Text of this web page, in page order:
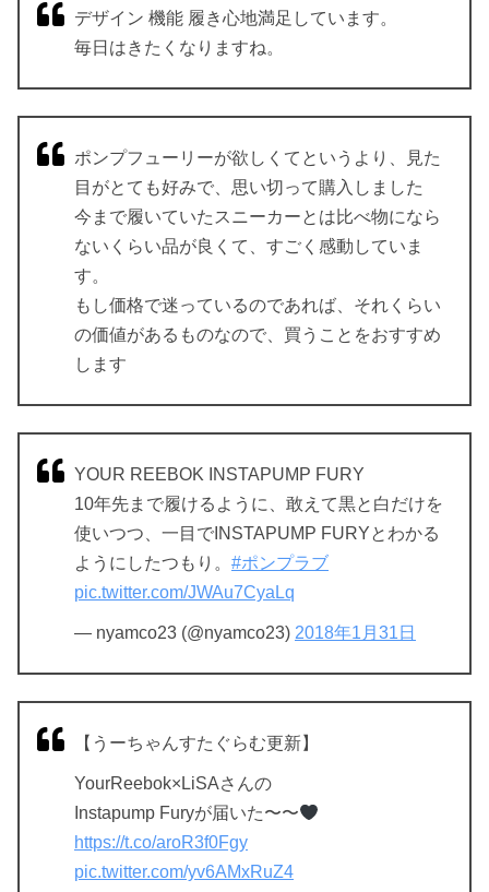
デザイン 機能 履き心地満足しています。
毎日はきたくなりますね。
ポンプフューリーが欲しくてというより、見た
目がとても好みで、思い切って購入しました
今まで履いていたスニーカーとは比べ物になら
ないくらい品が良くて、すごく感動していま
す。
もし価格で迷っているのであれば、それくらい
の価値があるものなので、買うことをおすすめ
します
YOUR REEBOK INSTAPUMP FURY
10年先まで履けるように、敢えて黒と白だけを
使いつつ、一目でINSTAPUMP FURYとわかる
ようにしたつもり。 #ポンプラブ
pic.twitter.com/JWAu7CyaLq
— nyamco23 (@nyamco23) 2018年1月31日
【うーちゃんすたぐらむ更新】
YourReebok×LiSAさんの
Instapump Furyが届いた〜〜
https://t.co/aroR3f0Fgy
pic.twitter.com/yv6AMxRuZ4